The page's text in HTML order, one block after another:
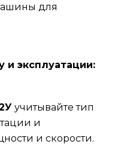
для
и эксплуатации:
учитывайте тип
и
и скорости.